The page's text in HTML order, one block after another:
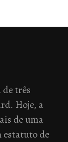
três
Hoje, a
de uma
estatuto de